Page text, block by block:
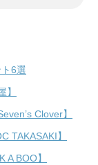
6選
Clover】
TAKASAKI】
A BOO】